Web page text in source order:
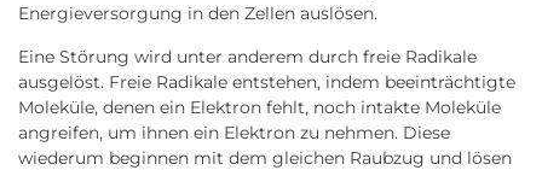
Energieversorgung in den Zellen auslösen.
Eine Störung wird unter anderem durch freie Radikale
ausgelöst. Freie Radikale entstehen, indem beeinträchtigte
Moleküle, denen ein Elektron fehlt, noch intakte Moleküle
angreifen, um ihnen ein Elektron zu nehmen. Diese
wiederum beginnen mit dem gleichen Raubzug und lösen